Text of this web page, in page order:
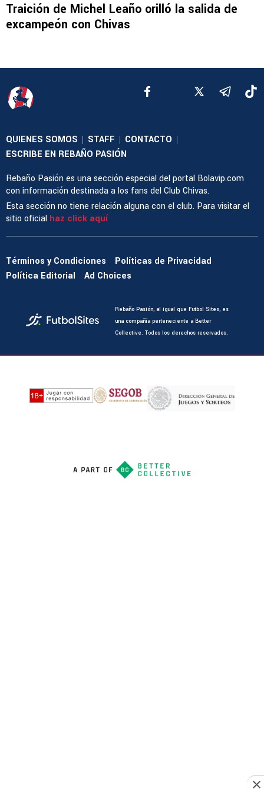
Traición de Michel Leaño orilló la salida de
excampeón con Chivas
QUIENES SOMOS | STAFF | CONTACTO |
ESCRIBE EN REBAÑO PASIÓN
Rebaño Pasión es una sección especial del portal Bolavip.com
con información destinada a los fans del Club Chivas.
Esta sección no tiene relación alguna con el club. Para visitar el
sitio oficial haz click aquí
Términos y Condiciones
Políticas de Privacidad
Política Editorial
Ad Choices
Rebaño Pasión, al igual que Futbol Sites, es
una compañía perteneciente a Better
Collective. Todos los derechos reservados.